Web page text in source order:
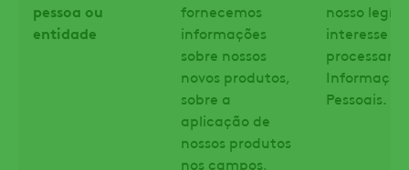
pessoa ou
entidade
fornecemos
informações
sobre nossos
novos produtos,
sobre a
aplicação de
nossos produtos
nos campos,
nosso
interesse ao
processar
Pessoais.